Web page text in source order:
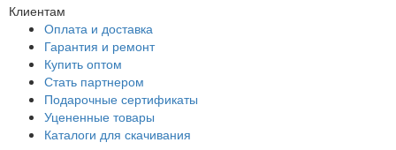
Клиентам
Оплата и доставка
Гарантия и ремонт
Купить оптом
Стать партнером
Подарочные сертификаты
Уцененные товары
Каталоги для скачивания